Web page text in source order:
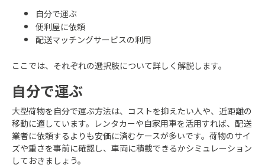
自分で運ぶ
便利屋に依頼
配送マッチングサービスの利用
ここでは、それぞれの選択肢について詳しく解説します。
自分で運ぶ
大型荷物を自分で運ぶ方法は、コストを抑えたい人や、近距離の
移動に適しています。レンタカーや自家用車を活用すれば、配送
業者に依頼するよりも安価に済むケースが多いです。荷物のサイ
ズや重さを事前に確認し、車両に積載できるかシミュレーション
しておきましょう。